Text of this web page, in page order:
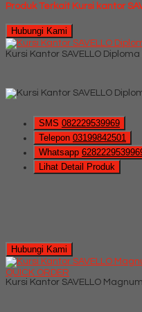
Produk Terkait Kursi kantor
Hubungi Kami
Kursi Kantor SAVELLO Diploma
SMS 082229539969
Telepon 03199842501
Whatsapp
Lihat Detail Produk
Hubungi Kami
QUICK ORDER
Kursi Kantor SAVELLO